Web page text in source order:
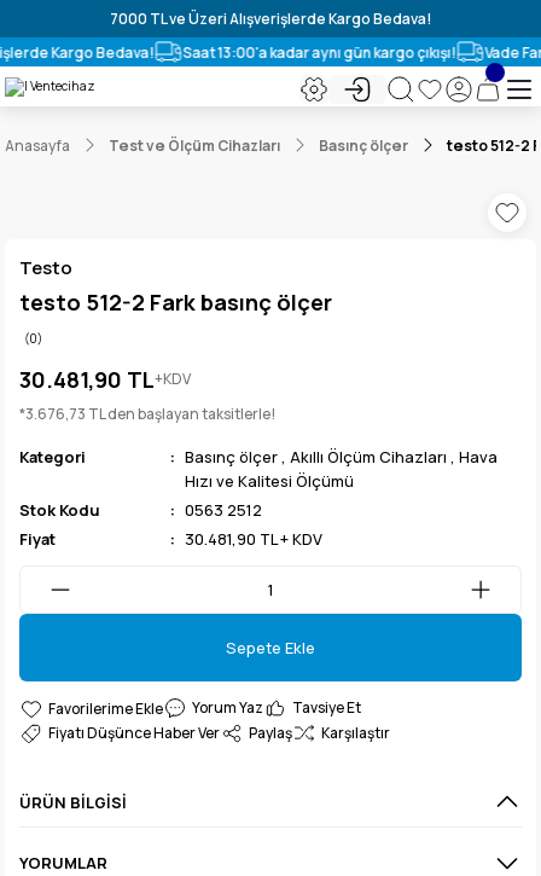
7000 TL ve Üzeri Alışverişlerde Kargo Bedava!
Kargo Bedava!
Saat 13:00'a kadar aynı gün kargo çıkışı! Vade
Anasayfa Test ve Ölçüm Cihazları Basınç ölçer testo 512-2
Testo
testo 512-2 Fark basınç ölçer
(0)
30.481,90 TL+KDV
*3.676,73 TL den başlayan taksitlerle!
Kategori Basınç ölçer, Akıllı Ölçüm Cihazları , Hava
Hızı ve Kalitesi Ölçümü
Stok Kodu
0563 2512
Fiyat
30.481,90 TL + KDV
Sepete Ekle
Sepete Ekle
Yorum Yaz
Tavsiye Et
Fiyatı Düşünce Haber Ver
Paylaş Karşılaştır
ÜRÜN BILGISI
YORUMLAR